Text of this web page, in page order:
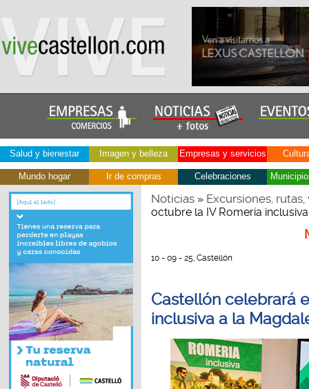
Salud y bienestar Imagen y belleza Empresas y servicios
Mundo hogar Ir de compras Celebraciones
Noticias» Excursiones,
octubre la IV Romería
10 - 09 - 25, Castellón
Castellón celebrará
inclusiva a la